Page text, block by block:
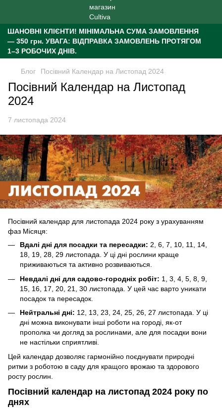
ШАНОВНІ КЛІЄНТИ! МІНІМАЛЬНА СУМА ЗАМОВЛЕННЯ
— 350 грн. УВАГА: ВІДПРАВКА ЗАМОВЛЕНЬ ПРОТЯГОМ
1–3 РОБОЧИХ ДНІВ.
Блог Посівний Календар на Листопад 2024
Посівний Календар на Листопад
2024
7 листопада 2024
Посівний календар для листопада 2024 року з урахуванням
фаз Місяця:
Вдалі дні для посадки та пересадки: 2, 6, 7, 10, 11, 14,
18, 19, 28, 29 листопада. У ці дні рослини краще
приживаються та активно розвиваються.
Невдалі дні для садово-городніх робіт: 1, 3, 4, 5, 8, 9,
15, 16, 17, 20, 21, 30 листопада. У цей час варто уникати
посадок та пересадок.
Нейтральні дні: 12, 13, 23, 24, 25, 26, 27 листопада. У ці
дні можна виконувати інші роботи на городі, як-от
прополка чи догляд за рослинами, але для посадки вони
не настільки сприятливі.
Цей календар дозволяє гармонійно поєднувати природні
ритми з роботою в саду для кращого врожаю та здорового
росту рослин.
Посівний календар на листопад 2024 року по
днях